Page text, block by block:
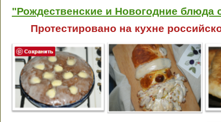
"Рождественские и Новогодние блюда
Протестировано на кухне